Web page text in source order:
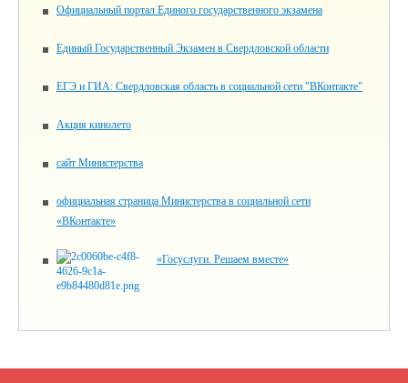
Официальный портал Единого государственного экзамена
Единый Государственный Экзамен в Свердловской области
ЕГЭ и ГИА: Свердловская область в социальной сети "ВКонтакте"
Акция кинолето
сайт Министерства
официальная страница Министерства в социальной сети
«ВКонтакте»
«Госуслуги. Решаем вместе»